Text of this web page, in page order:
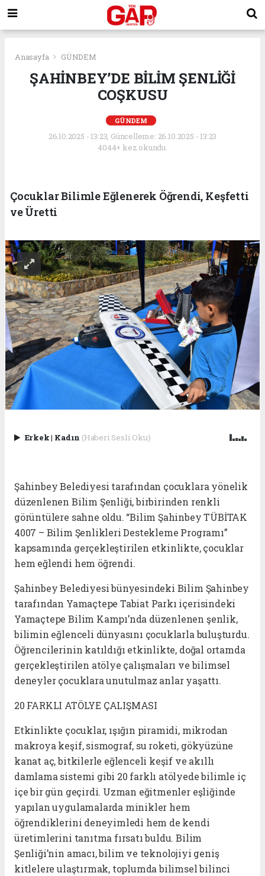
Anasayfa GÜNDEM
ŞAHİNBEY’DE BİLİM ŞENLİĞİ
COŞKUSU
GÜNDEM
26.10.2025 - 13:23, Güncelleme: 26.10.2025 - 13:23
4044+ kez okundu.
Çocuklar Bilimle Eğlenerek Öğrendi, Keşfetti
ve Üretti
Erkek| Kadın (Haberi Sesli Oku)
Şahinbey Belediyesi tarafından çocuklara yönelik
düzenlenen Bilim Şenliği, birbirinden renkli
görüntülere sahne oldu. “Bilim Şahinbey TÜBİTAK
4007 – Bilim Şenlikleri Destekleme Programı”
kapsamında gerçekleştirilen etkinlikte, çocuklar
hem eğlendi hem öğrendi.
Şahinbey Belediyesi bünyesindeki Bilim Şahinbey
tarafından Yamaçtepe Tabiat Parkı içerisindeki
Yamaçtepe Bilim Kampı’nda düzenlenen şenlik,
bilimin eğlenceli dünyasını çocuklarla buluşturdu.
Öğrencilerinin katıldığı etkinlikte, doğal ortamda
gerçekleştirilen atölye çalışmaları ve bilimsel
deneyler çocuklara unutulmaz anlar yaşattı.
20 FARKLI ATÖLYE ÇALIŞMASI
Etkinlikte çocuklar, ışığın piramidi, mikrodan
makroya keşif, sismograf, su roketi, gökyüzüne
kanat aç, bitkilerle eğlenceli keşif ve akıllı
damlama sistemi gibi 20 farklı atölyede bilimle iç
içe bir gün geçirdi. Uzman eğitmenler eşliğinde
yapılan uygulamalarda minikler hem
öğrendiklerini deneyimledi hem de kendi
üretimlerini tanıtma fırsatı buldu. Bilim
Şenliği’nin amacı, bilim ve teknolojiyi geniş
kitlelere ulaştırmak, toplumda bilimsel bilinci